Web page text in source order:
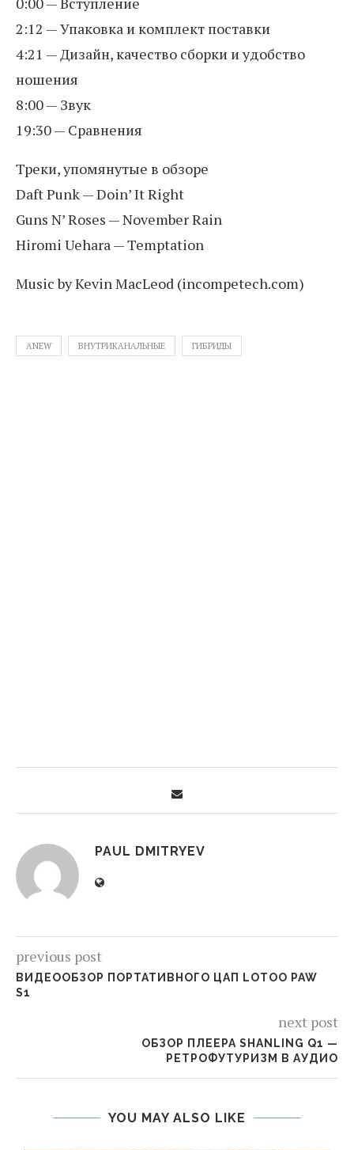
2:12 — Упаковка и комплект поставки
4:21 — Дизайн, качество сборки и удобство
ношения
8:00 — Звук
19:30 — Сравнения
Треки, упомянутые в обзоре
Daft Punk — Doin’ It Right
Guns N’ Roses — November Rain
Hiromi Uehara — Temptation
Music by Kevin MacLeod (incompetech.com)
ANEW ВНУТРИКАНАЛЬНЫЕ ГИБРИДЫ
PAUL DMITRYEV
previous post
ВИДЕООБЗОР ПОРТАТИВНОГО ЦАП LOTOO PAW
S1
next post
ОБЗОР ПЛЕЕРА SHANLING Q1 —
РЕТРОФУТУРИЗМ В АУДИО
YOU MAY ALSO LIKE